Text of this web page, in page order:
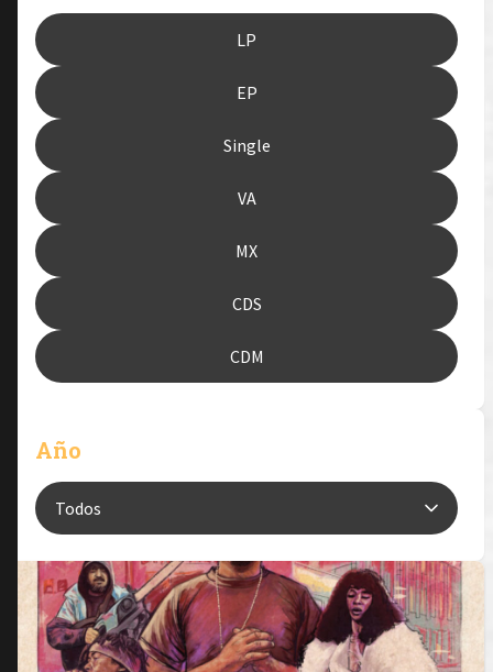
LP
EP
Single
VA
MX
CDS
CDM
Año